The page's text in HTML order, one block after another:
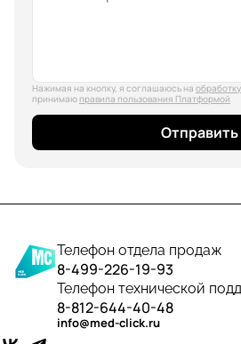
Нажимая на кнопку, я соглашаюсь на
принимаю правила пользования Платформой
Отправить
Телефон отдела продаж
8-499-226-19-93
Телефон технической
8-812-644-40-48
info@med-click.ru